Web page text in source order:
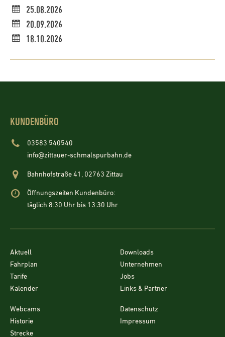
25.08.2026
20.09.2026
18.10.2026
KUNDENBÜRO
03583 540540
info@zittauer-schmalspurbahn.de
Bahnhofstraße 41, 02763 Zittau
Öffnungszeiten Kundenbüro:
täglich 8:30 Uhr bis 13:30 Uhr
Aktuell
Fahrplan
Tarife
Kalender
Downloads
Unternehmen
Jobs
Links & Partner
Webcams
Historie
Strecke
Datenschutz
Impressum